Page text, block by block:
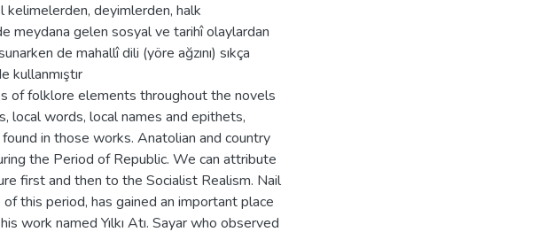
kelimelerden, deyimlerden, halk
meydana gelen sosyal ve tarihî olaylardan
de mahallî dili (yöre ağzını) sıkça
kullanmıştır
of folklore elements throughout the novels
local words, local names and epithets,
in those works. Anatolian and country
the Period of Republic. We can attribute
first and then to the Socialist Realism. Nail
this period, has gained an important place
work named Yılkı Atı. Sayar who observed